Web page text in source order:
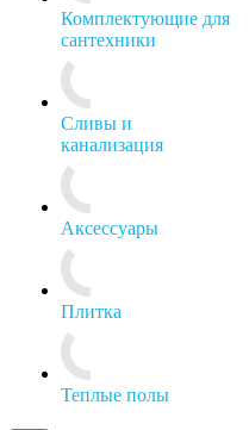
Комплектующие для
сантехники
Сливы и
канализация
Аксессуары
Плитка
Теплые полы